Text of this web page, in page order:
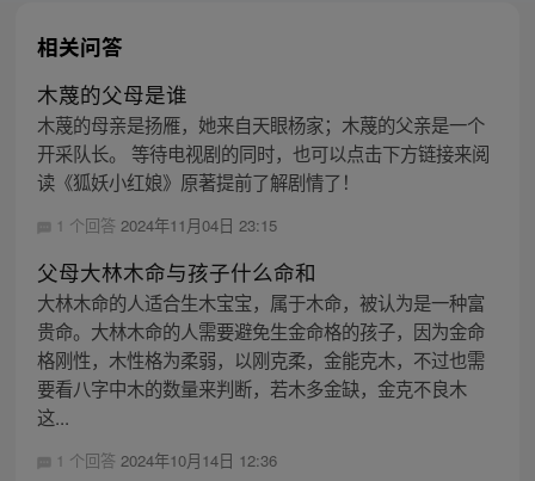
相关问答
木蔑的父母是谁
木蔑的母亲是扬雁，她来自天眼杨家；木蔑的父亲是一个
开采队长。 等待电视剧的同时，也可以点击下方链接来阅
读《狐妖小红娘》原著提前了解剧情了！
1 个回答 2024年11月04日 23:15
父母大林木命与孩子什么命和
大林木命的人适合生木宝宝，属于木命，被认为是一种富
贵命。大林木命的人需要避免生金命格的孩子，因为金命
格刚性，木性格为柔弱，以刚克柔，金能克木，不过也需
要看八字中木的数量来判断，若木多金缺，金克不良木
这...
1 个回答 2024年10月14日 12:36